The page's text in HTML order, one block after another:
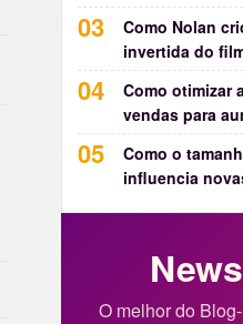
Como Nolan
invertida do
Como otimizar
vendas para
Como o
influencia
O melhor do